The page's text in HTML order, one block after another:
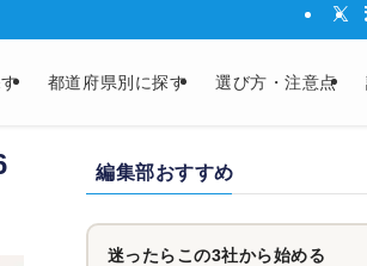
都道府県別に探す 選び方・注意点
編集部おすすめ
迷ったらこの3社から始める